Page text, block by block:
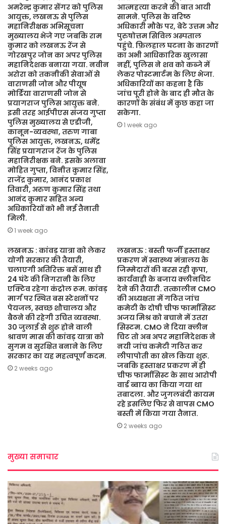
अमरेन्द्र कुमार सेंगर को पुलिस
आयुक्त, लखनऊ से पुलिस
महानिरीक्षक अभिसूचना
मुख्यालय भेजे गए जबकि राम
कुमार को लखनऊ रेंज से
गोरखपुर जोन का अपर पुलिस
महानिदेशक बनाया गया. नवीन
अरोरा को तकनीकी सेवाओं से
वाराणसी जोन और पीयूष
मोर्डिया वाराणसी जोन से
प्रयागराज पुलिस आयुक्त बने.
इसी तरह आईपीएस संजय गुप्ता
पुलिस मुख्यालय से एडीजी,
कानून-व्यवस्था, तरुण गाबा
पुलिस आयुक्त, लखनऊ, धर्मेंद्र
सिंह प्रयागराज रेंज के पुलिस
महानिरीक्षक बने. इसके अलावा
मोहित गुप्ता, विनीत कुमार सिंह,
राजेंद्र कुमार, आनंद प्रकाश
तिवारी, अरुण कुमार सिंह तथा
आनंद कुमार सहित अन्य
अधिकारियों को भी नई तैनाती
मिली.
1 week ago
आत्महत्या करने की बात आयी
सामने. पुलिस के वरिष्ठ
अधिकारी मौके पर, बेटे उत्तम और
पुरुषोत्तम सिविल अस्पताल
पहुंचे. फ़िलहाल घटना के कारणों
का अभी आधिकारिक खुलासा
नहीं, पुलिस ने शव को कब्जे में
लेकर पोस्टमार्टम के लिए भेजा.
अधिकारियों का कहना है कि
जांच पूरी होने के बाद ही मौत के
कारणों के संबंध में कुछ कहा जा
सकेगा.
1 week ago
लखनऊ : कांवड़ यात्रा को लेकर
योगी सरकार की तैयारी,
चलाएगी अतिरिक्त बसें साथ ही
24 घंटे की निगरानी के लिए
एक्टिव रहेगा कंट्रोल रूम. कांवड़
मार्ग पर स्थित बस स्टेशनों पर
पेयजल, स्वच्छ शौचालय और
बैठने की रहेगी उचित व्यवस्था.
30 जुलाई से शुरू होने वाली
श्रावण मास की कांवड़ यात्रा को
सुगम व सुरक्षित बनाने के लिए
सरकार का यह महत्वपूर्ण कदम.
2 weeks ago
लखनऊ : बस्ती फर्जी हस्ताक्षर
प्रकरण में स्वास्थ्य मंत्रालय के
जिम्मेदारों की बरस रही कृपा,
कार्यवाही के बजाय क्लीनचिट
देने की तैयारी. तत्कालीन CMO
की अध्यक्षता में गठित जांच
कमेटी के दोषी चीफ फार्मासिस्ट
अजय मिश्र को बचाने में उतरा
सिस्टम. CMO ने दिया क्लीन
चिट तो अब अपर महानिदेशक ने
नयी जांच कमेटी गठित कर
लीपापोती का खेल किया शुरू.
जबकि हस्ताक्षर प्रकरण में ही
चीफ फार्मासिस्ट के साथ आरोपी
वार्ड ब्वाय का किया गया था
तबादला. और जुगलबंदी कायम
रहे इसलिए फिर से वापस CMO
बस्ती में किया गया तैनात.
2 weeks ago
मुख्या समाचार